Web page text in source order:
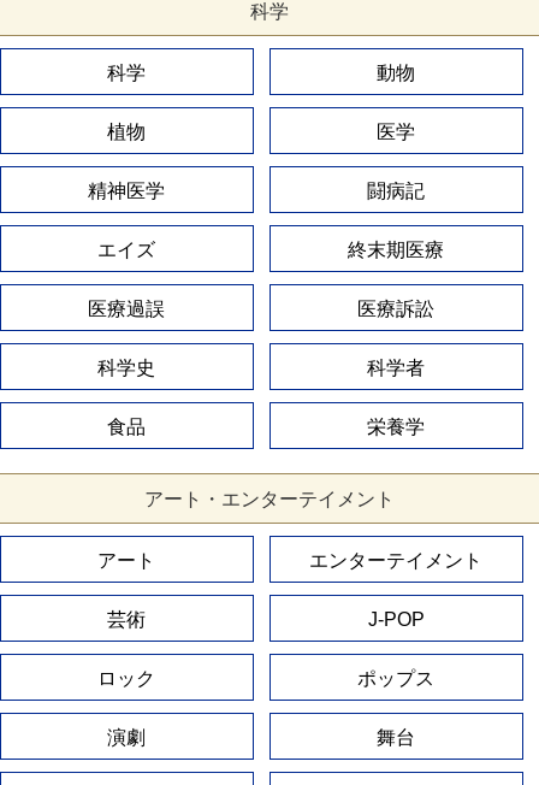
科学
科学 動物
植物 医学
精神医学 闘病記
エイズ 終末期医療
医療過誤 医療訴訟
科学史 科学者
食品 栄養学
アート・エンターテイメント
アート エンターテイメント
芸術 J-POP
ロック ポップス
演劇 舞台